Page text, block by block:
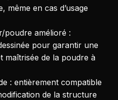
même en cas d’usage
poudre amélioré :
pour garantir une
maîtrisée de la poudre à
: entièrement compatible
de la structure